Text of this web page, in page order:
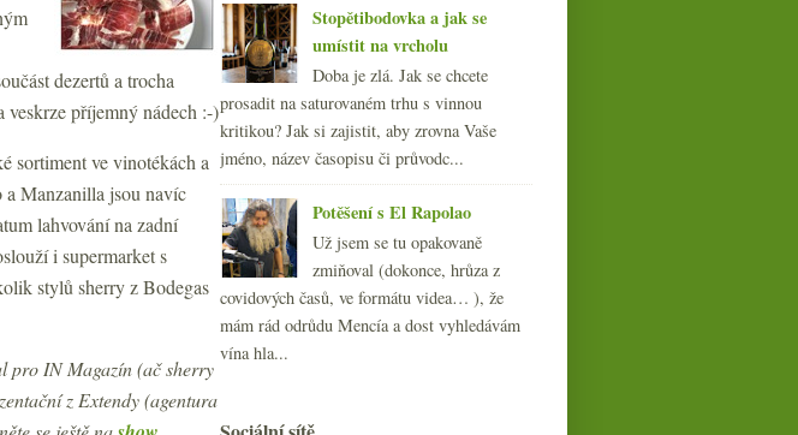
dezertů a trocha
veskrze příjemný nádech :-)
sortiment ve vinotékách a
a Manzanilla jsou navíc
lahvování na zadní
i supermarket s
stylů sherry z Bodegas
pro IN Magazín (ač sherry
z Extendy (agentura
Stopětibodovka a jak se
umístit na vrcholu
Doba je zlá. Jak se chcete
prosadit na saturovaném trhu s vinnou
kritikou? Jak si zajistit, aby zrovna Vaše
jméno, název časopisu či průvodc...
Potěšení s El Rapolao
Už jsem se tu opakovaně
zmiňoval (dokonce, hrůza z
covidových časů, ve formátu videa… ), že
mám rád odrůdu Mencía a dost vyhledávám
vína hla...